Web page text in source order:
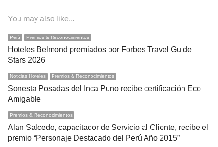
You may also like...
Perú Premios & Reconocimientos
Hoteles Belmond premiados por Forbes Travel Guide
Stars 2026
Noticias Hoteles Premios & Reconocimientos
Sonesta Posadas del Inca Puno recibe certificación Eco
Amigable
Premios & Reconocimientos
Alan Salcedo, capacitador de Servicio al Cliente, recibe el
premio “Personaje Destacado del Perú Año 2015”